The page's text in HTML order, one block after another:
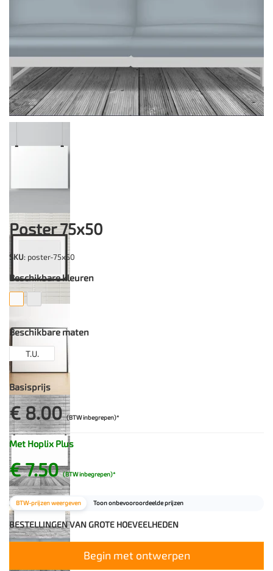
Poster 75x50
SKU: poster-75x50
Beschikbare kleuren
Beschikbare maten
T.U.
Basisprijs
€ 8.00(BTW inbegrepen)*
Met Hoplix Plus
€ 7.50(BTW inbegrepen)*
BTW-prijzen weergeven Toon onbevooroordeelde prijzen
BESTELLINGEN VAN GROTE HOEVEELHEDEN
Begin met ontwerpen